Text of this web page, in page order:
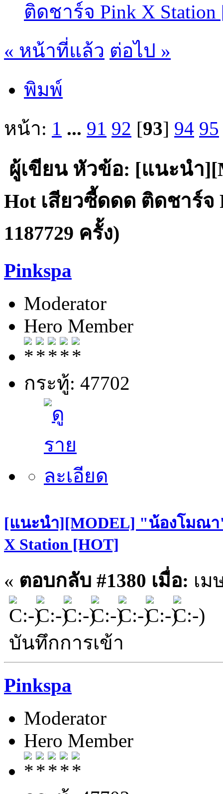
ติดชาร์จ Pink X Station
« หน้าที่แล้ว ต่อไป »
พิมพ์
หน้า: 1 ... 91 92 [93] 94 95
ผู้เขียนหัวข้อ: [แนะนำ
Hot เสียวซี้ดดด ติดชาร์จ
1187729 ครั้ง)
Pinkspa
Moderator
Hero Member
กระทู้: 47702
[แนะนำ][MODEL] "น้องโมณา
X Station [HOT]
« ตอบกลับ #1380 เมื่อ: เม
บันทึกการเข้า
Pinkspa
Moderator
Hero Member